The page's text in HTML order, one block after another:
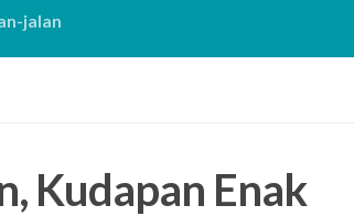
jalan
Kudapan Enak